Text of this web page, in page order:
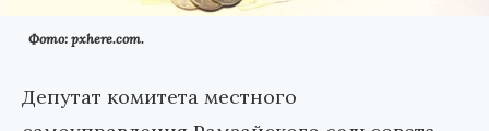
Фото: pxhere.com.
Депутат комитета местного